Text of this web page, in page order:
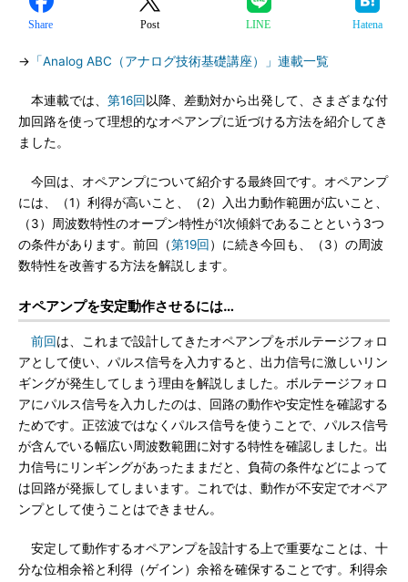
Share Post LINE Hatena
→ 「Analog ABC（アナログ技術基礎講座）」連載一覧
本連載では、 第16回 以降、差動対から出発して、さまざまな付
加回路を使って理想的なオペアンプに近づける方法を紹介してき
ました。
今回は、オペアンプについて紹介する最終回です。オペアンプ
には、（1）利得が高いこと、（2）入出力動作範囲が広いこと、
（3）周波数特性のオープン特性が1次傾斜であることという3つ
の条件があります。前回（第19回 ）に続き今回も、（3）の周波
数特性を改善する方法を解説します。
オペアンプを安定動作させるには…
前回は、これまで設計してきたオペアンプをボルテージフォロ
アとして使い、パルス信号を入力すると、出力信号に激しいリン
ギングが発生してしまう理由を解説しました。ボルテージフォロ
アにパルス信号を入力したのは、回路の動作や安定性を確認する
ためです。正弦波ではなくパルス信号を使うことで、パルス信号
が含んでいる幅広い周波数範囲に対する特性を確認しました。出
力信号にリンギングがあったままだと、負荷の条件などによって
は回路が発振してしまいます。これでは、動作が不安定でオペア
ンプとして使うことはできません。
安定して動作するオペアンプを設計する上で重要なことは、十
分な位相余裕と利得（ゲイン）余裕を確保することです。利得余